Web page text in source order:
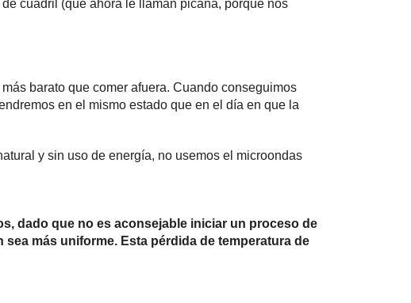
cuadril (que ahora le llaman picaña, porque nos
barato que comer afuera. Cuando conseguimos
en el mismo estado que en el día en que la
y sin uso de energía, no usemos el microondas
dado que no es aconsejable iniciar un proceso de
más uniforme. Esta pérdida de temperatura de